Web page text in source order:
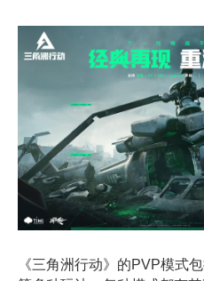
《三角洲行动》的PVP模式